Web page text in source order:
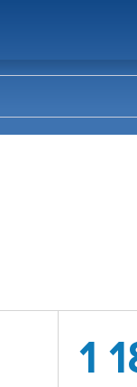
1